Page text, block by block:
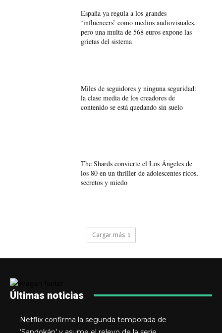
España ya regula a los grandes
‘influencers’ como medios audiovisuales,
pero una multa de 568 euros expone las
grietas del sistema
Miles de seguidores y ninguna seguridad:
la clase media de los creadores de
contenido se está quedando sin suelo
The Shards convierte el Los Ángeles de
los 80 en un thriller de adolescentes ricos,
secretos y miedo
Cargar más
Últimas noticias
Netflix confirma la segunda temporada de